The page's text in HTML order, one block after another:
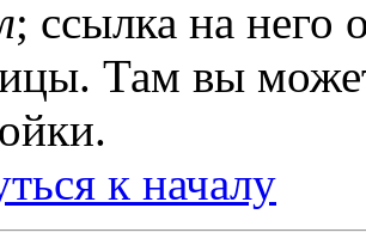
; ссылка на него
Там вы
к началу